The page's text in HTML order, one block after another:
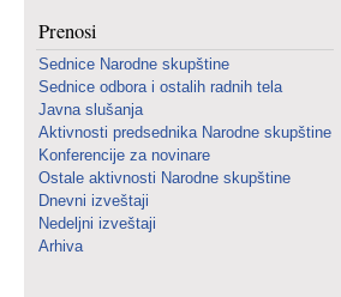
Prenosi
Sednice Narodne skupštine
Sednice odbora i ostalih radnih tela
Javna slušanja
Aktivnosti predsednika Narodne skupštine
Konferencije za novinare
Ostale aktivnosti Narodne skupštine
Dnevni izveštaji
Nedeljni izveštaji
Arhiva